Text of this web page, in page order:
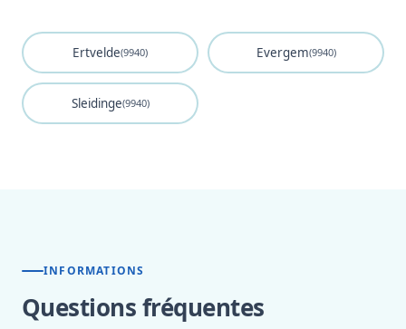
Ertvelde(9940) Evergem(9940)
Sleidinge(9940)
INFORMATIONS
Questions fréquentes